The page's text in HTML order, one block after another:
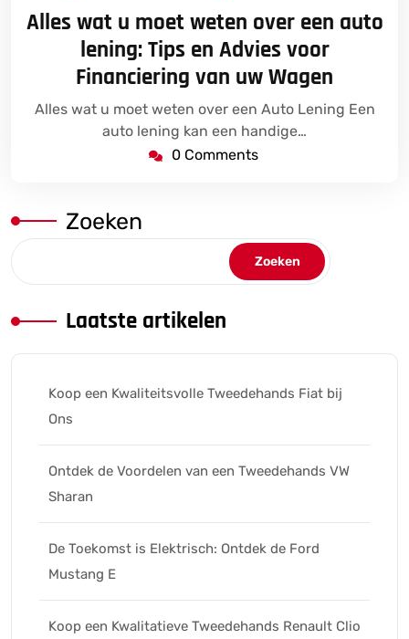
2024
Alles wat u moet weten over een auto
lening: Tips en Advies voor
Financiering van uw Wagen
Alles wat u moet weten over een Auto Lening Een
auto lening kan een handige…
0 Comments
Zoeken
Zoeken
Laatste artikelen
Koop een Kwaliteitsvolle Tweedehands Fiat bij
Ons
Ontdek de Voordelen van een Tweedehands VW
Sharan
De Toekomst is Elektrisch: Ontdek de Ford
Mustang E
Koop een Kwalitatieve Tweedehands Renault Clio